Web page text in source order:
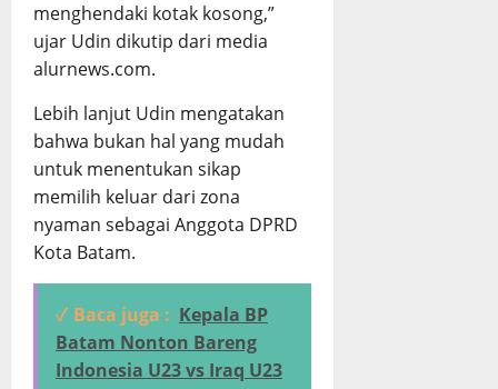
menghendaki kotak kosong,”
ujar Udin dikutip dari media
alurnews.com.
Lebih lanjut Udin mengatakan
bahwa bukan hal yang mudah
untuk menentukan sikap
memilih keluar dari zona
nyaman sebagai Anggota DPRD
Kota Batam.
✓ Baca juga : Kepala BP
Batam Nonton Bareng
Indonesia U23 vs Iraq U23